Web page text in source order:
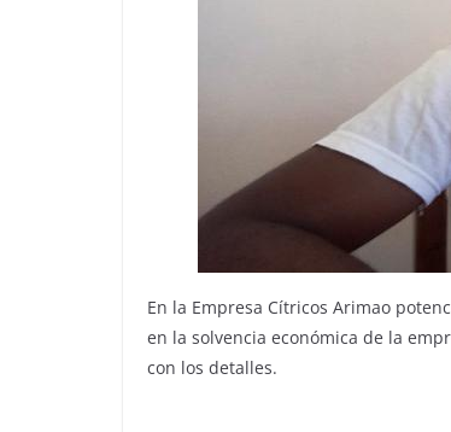
En la Empresa Cítricos Arimao
en la solvencia económica de la
con los detalles.